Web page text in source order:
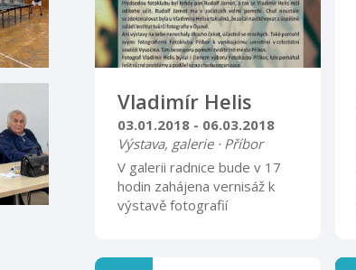
Vladimír Helis
03.01.2018 - 06.03.2018
Výstava, galerie · Příbor
V galerii radnice bude v 17
hodin zahájena vernisáž k
výstavě fotografií
člena příborského fotoklubu